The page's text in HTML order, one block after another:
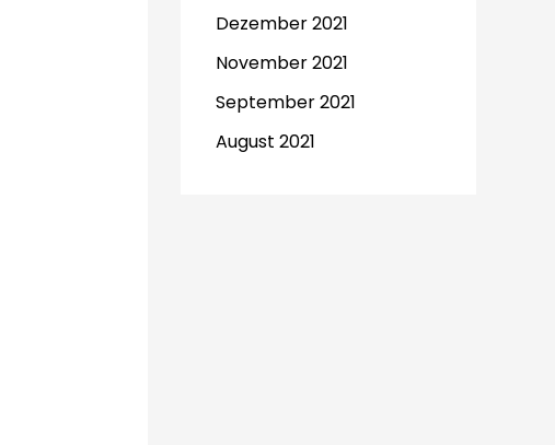
Dezember 2021
November 2021
September 2021
August 2021